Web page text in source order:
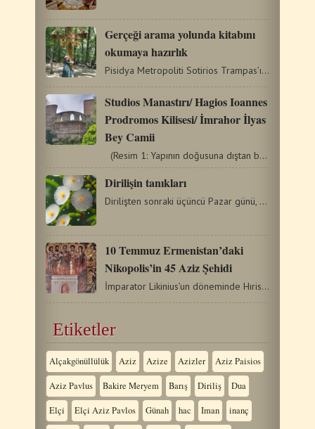
Gerçeği arama yolunda kitabını
okumaya hazırlık
Pisidya Metropoliti Sotirios Trampas’ın kaleme aldığı…
Studios Manastırı/ Hagios Ioannes
Prodromos Kilisesi/ İmrahor İlyas
Bey Camii
(Resim 1: Yapının doğusuna dıştan bakış) İstanbul’un…
Dirilişin tanıkları
Dirilişten sonraki üçüncü Pazar günü, Rab’bin Dirilişine…
10 Temmuz Ermenistan’daki
Nikopolis’in 45 Aziz Şehidi
İmparator Likinius’un döneminde Hıristiyanlara yapılan…
Etiketler
Alçakgönüllülük Aziz Azize Azizler Aziz Paisios
Aziz Pavlus Bakire Meryem Barış Diriliş Dua
Elçi Elçi Aziz Pavlos Günah hac Iman inanç